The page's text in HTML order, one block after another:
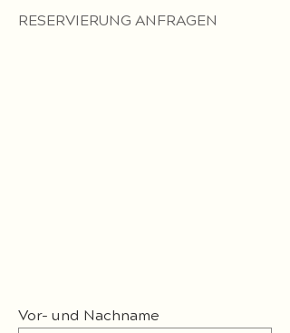
RESERVIERUNG ANFRAGEN
Vor- und Nachname